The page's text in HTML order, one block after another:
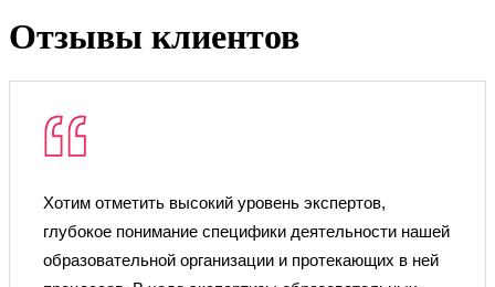
Отзывы клиентов
Хотим отметить высокий уровень экспертов,
глубокое понимание специфики деятельности нашей
образовательной организации и протекающих в ней